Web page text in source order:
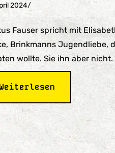
2024/
Fauser spricht mit
Brinkmanns Jugendliebe,
wollte. Sie ihn aber nicht.
Episode
Elisabeth
Zöller
geb.